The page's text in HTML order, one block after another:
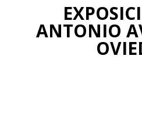
ANTONIO